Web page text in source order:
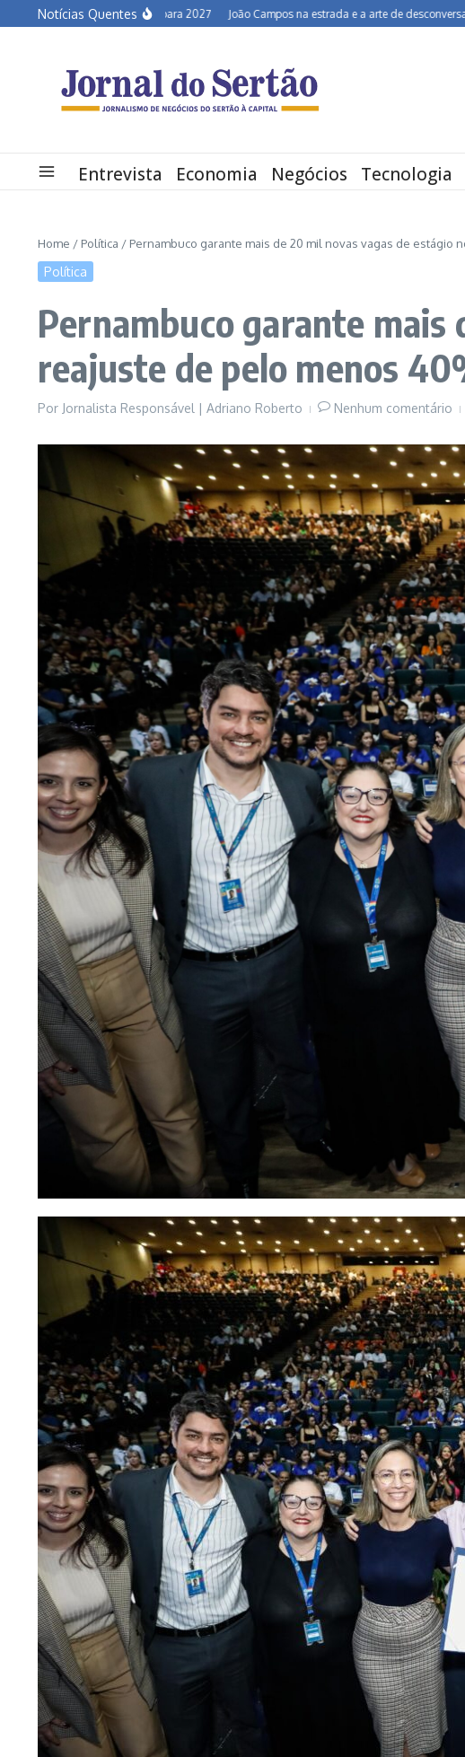
Ir para o conteúdo
Notícias Quentes
Semiárido em alerta para 2027 João Campos na estrada e a arte de desconversar no
Entrevista Economia Negócios Tecnologia
Home / Política / Pernambuco garante mais de 20 mil novas vagas de
Política
Pernambuco garante mais
reajuste de pelo menos
Por Jornalista Responsável | Adriano Roberto Nenhum comentário